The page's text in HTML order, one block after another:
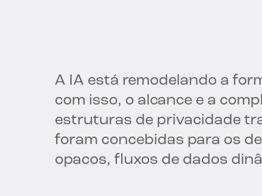
A IA está remodelando a
com isso, o alcance e a
estruturas de privacidade
foram concebidas para os
opacos, fluxos de dados